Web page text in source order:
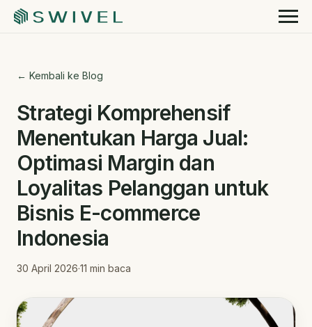
← Kembali ke Blog
Strategi Komprehensif
Menentukan Harga Jual:
Optimasi Margin dan
Loyalitas Pelanggan untuk
Bisnis E-commerce
Indonesia
30 April 2026·11 min baca